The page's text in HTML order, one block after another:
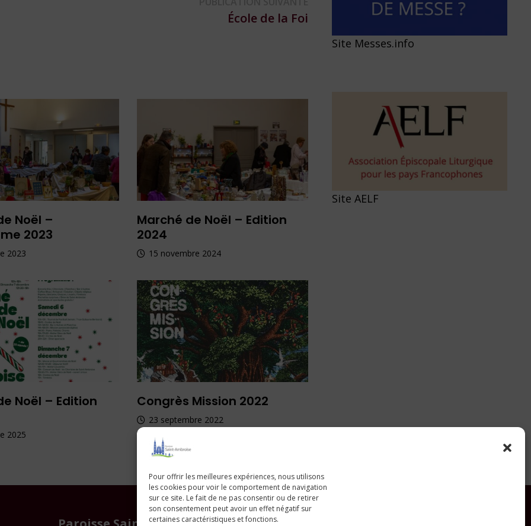
Pour offrir les meilleures expériences, nous utilisons
les cookies pour voir le comportement de navigation
sur ce site. Le fait de ne pas consentir ou de retirer
son consentement peut avoir un effet négatif sur
certaines caractéristiques et fonctions.
suivante :
École de la Foi
Noël –
2023
2023
Marché de Noël – Edition
2024
15 novembre 2024
Noël – Edition
2025
Congrès Mission 2022
23 septembre 2022
Site Messes.info
Site AELF